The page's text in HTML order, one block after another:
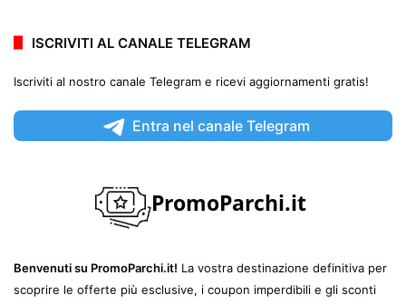
ISCRIVITI AL CANALE TELEGRAM
Iscriviti al nostro canale Telegram e ricevi aggiornamenti gratis!
Entra nel canale Telegram
Benvenuti su PromoParchi.it! La vostra destinazione definitiva per
scoprire le offerte più esclusive, i coupon imperdibili e gli sconti